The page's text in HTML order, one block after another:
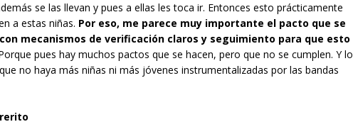
se las llevan y pues a ellas les toca ir. Entonces esto prácticamente
a estas niñas. Por eso, me parece muy importante el pacto que se
mecanismos de verificación claros y seguimiento para que esto
pues hay muchos pactos que se hacen, pero que no se cumplen. Y lo
no haya más niñas ni más jóvenes instrumentalizadas por las bandas